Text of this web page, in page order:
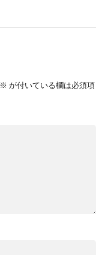
※ が付いている欄は必須項